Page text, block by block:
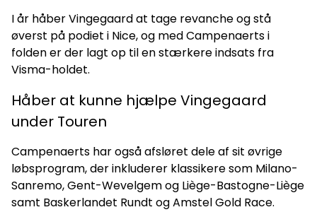
I år håber Vingegaard at tage revanche og stå
øverst på podiet i Nice, og med Campenaerts i
folden er der lagt op til en stærkere indsats fra
Visma-holdet.
Håber at kunne hjælpe Vingegaard
under Touren
Campenaerts har også afsløret dele af sit øvrige
løbsprogram, der inkluderer klassikere som Milano-
Sanremo, Gent-Wevelgem og Liège-Bastogne-Liège
samt Baskerlandet Rundt og Amstel Gold Race.